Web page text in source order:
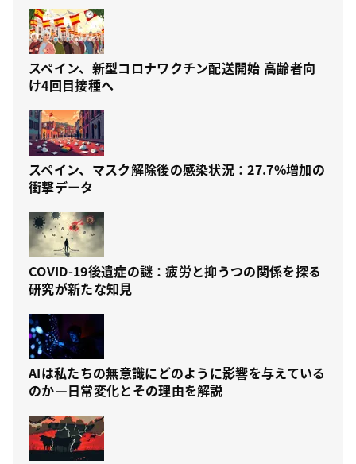
スペイン、新型コロナワクチン配送開始 高齢者向
け4回目接種へ
スペイン、マスク解除後の感染状況：27.7%増加の
衝撃データ
COVID-19後遺症の謎：疲労と抑うつの関係を探る
研究が新たな知見
AIは私たちの無意識にどのように影響を与えている
のか—日常変化とその理由を解説